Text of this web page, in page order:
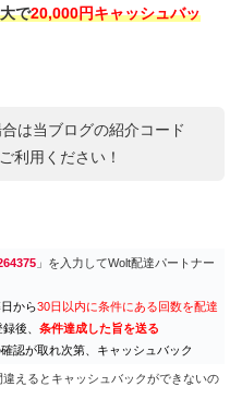
で20,000円キャッシュバッ
は当ブログの紹介コード
利用ください！
」を入力してWolt配達パートナー
から30日以内に条件にある回数を配達
後、 条件達成した旨を送る
認が取れ次第、キャッシュバック
えるとキャッシュバックができないの